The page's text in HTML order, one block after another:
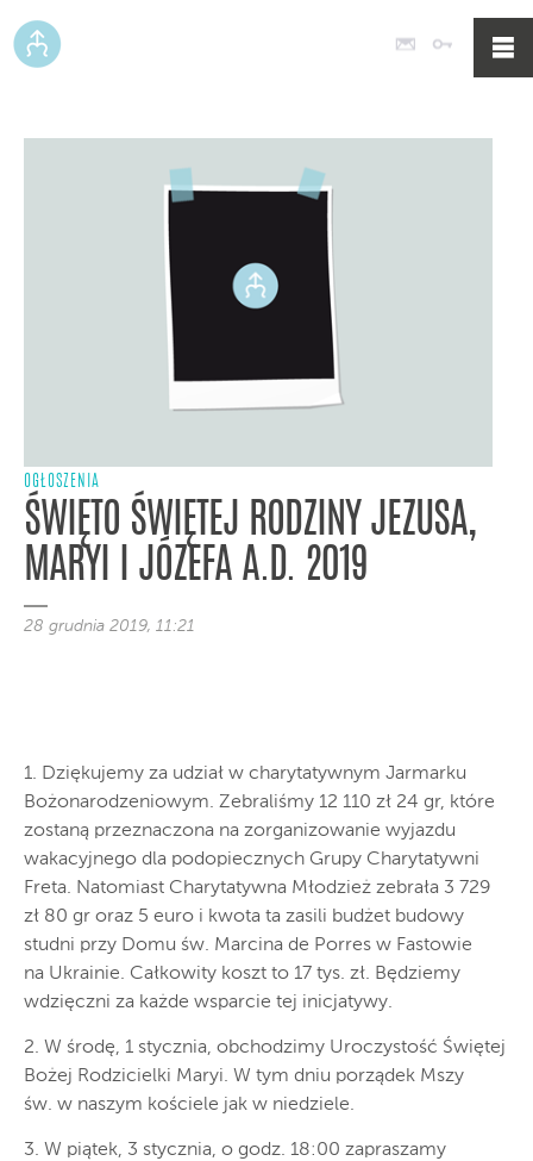
Poczta
OGŁOSZENIA
ŚWIĘTO ŚWIĘTEJ RODZINY JEZUSA,
MARYI I JÓZEFA A.D. 2019
28 grudnia 2019, 11:21
1. Dziękujemy za udział w charytatywnym Jarmarku
Bożonarodzeniowym. Zebraliśmy 12 110 zł 24 gr, które
zostaną przeznaczona na zorganizowanie wyjazdu
wakacyjnego dla podopiecznych Grupy Charytatywni
Freta. Natomiast Charytatywna Młodzież zebrała 3 729
zł 80 gr oraz 5 euro i kwota ta zasili budżet budowy
studni przy Domu św. Marcina de Porres w Fastowie
na Ukrainie. Całkowity koszt to 17 tys. zł. Będziemy
wdzięczni za każde wsparcie tej inicjatywy.
2. W środę, 1 stycznia, obchodzimy Uroczystość Świętej
Bożej Rodzicielki Maryi. W tym dniu porządek Mszy
św. w naszym kościele jak w niedziele.
3. W piątek, 3 stycznia, o godz. 18:00 zapraszamy